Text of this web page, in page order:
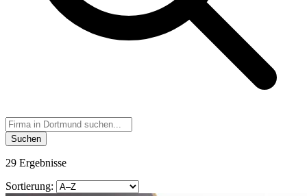
Suchen
29 Ergebnisse
Sortierung: